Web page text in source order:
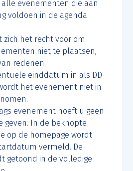
evenementen die aan
voldoen in de agenda
zich het recht voor om
niet te plaatsen,
redenen.
einddatum in als DD-
wordt het evenement niet in
evenement hoeft u geen
geven. In de beknopte
op de homepage wordt
vermeld. De
getoond in de volledige